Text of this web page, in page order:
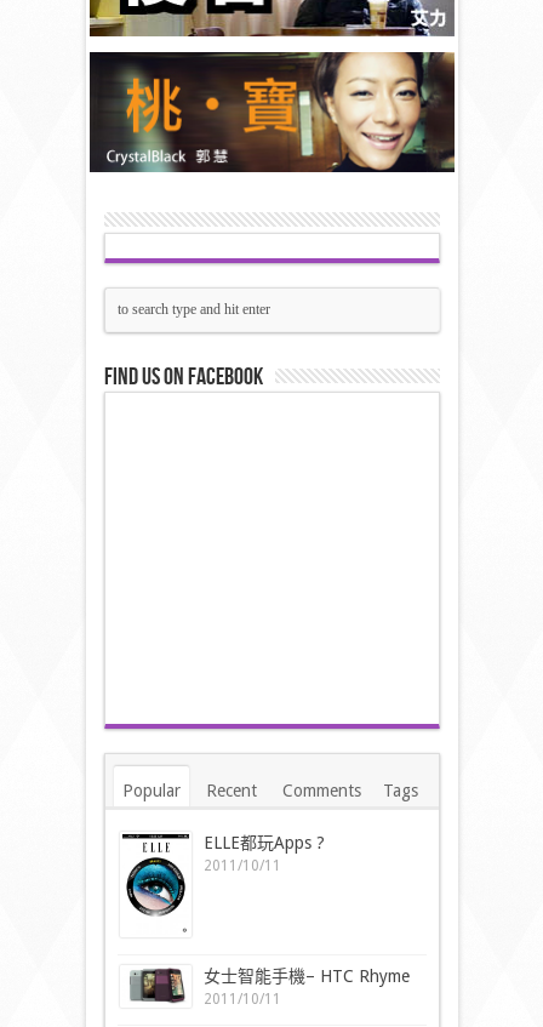
Find us on Facebook
Popular Recent Comments Tags
ELLE都玩Apps ?
2011/10/11
女士智能手機– HTC Rhyme
2011/10/11